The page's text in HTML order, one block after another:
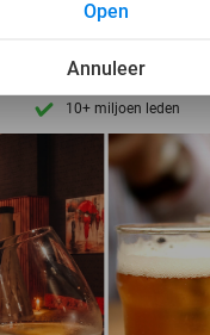
10+ miljoen leden
Ontdek 15.000+ deals
7 dagen per week
10+ miljoen leden
Annuleer
Open